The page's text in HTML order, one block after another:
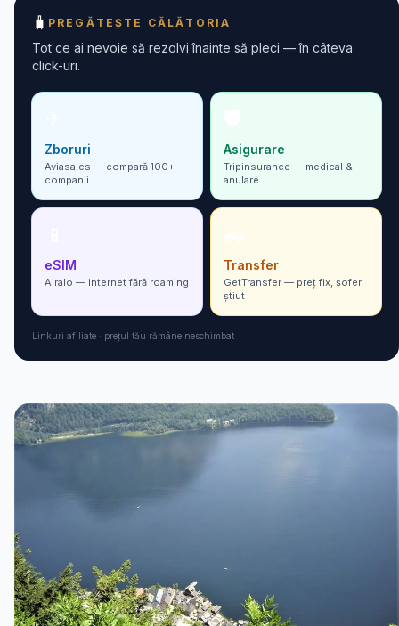
🧳 PREGĂTEȘTE CĂLĂTORIA
Tot ce ai nevoie să rezolvi înainte să pleci — în câteva
click-uri.
Zboruri
Aviasales — compară 100+
companii
Asigurare
Tripinsurance — medical &
anulare
eSIM
Airalo — internet fără roaming
Transfer
GetTransfer — preț fix, șofer
ști­ut
Linkuri afiliate · prețul tău rămâne neschimbat